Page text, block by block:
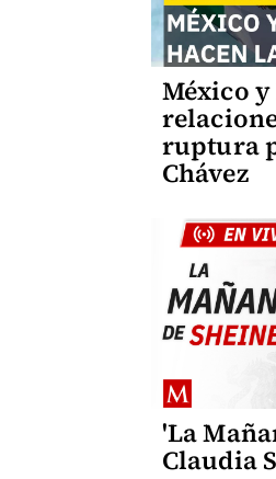
México
ruptura
Chávez
'La
Claudia